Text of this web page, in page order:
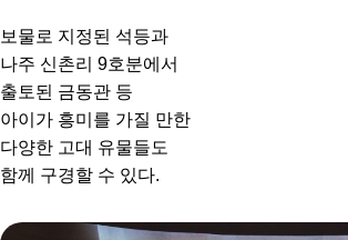
보물로 지정된 석등과
나주 신촌리 9호분에서
출토된 금동관 등
아이가 흥미를 가질 만한
다양한 고대 유물들도
함께 구경할 수 있다.